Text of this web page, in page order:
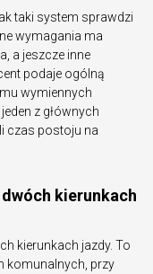
taki system sprawdzi
wymagania ma
a jeszcze inne
podaje ogólną
wymiennych
z głównych
czas postoju na
kierunkach
kierunkach jazdy. To
komunalnych, przy